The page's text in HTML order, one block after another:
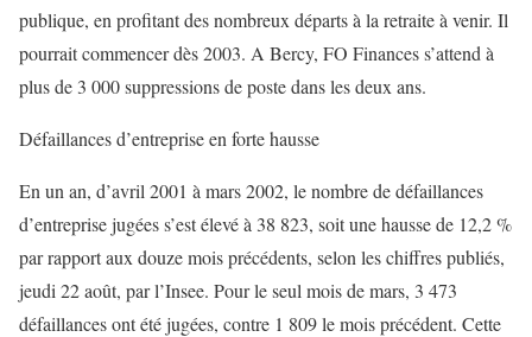
publique, en profitant des nombreux départs à la retraite à venir. Il
pourrait commencer dès 2003. A Bercy, FO Finances s’attend à
plus de 3 000 suppressions de poste dans les deux ans.
Défaillances d’entreprise en forte hausse
En un an, d’avril 2001 à mars 2002, le nombre de défaillances
d’entreprise jugées s’est élevé à 38 823, soit une hausse de 12,2 %
par rapport aux douze mois précédents, selon les chiffres publiés,
jeudi 22 août, par l’Insee. Pour le seul mois de mars, 3 473
défaillances ont été jugées, contre 1 809 le mois précédent. Cette